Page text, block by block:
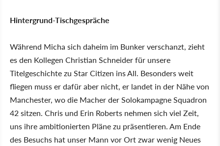
Hintergrund-Tischgespräche
Während Micha sich daheim im Bunker verschanzt, zieht
es den Kollegen Christian Schneider für unsere
Titelgeschichte zu Star Citizen ins All. Besonders weit
fliegen muss er dafür aber nicht, er landet in der Nähe von
Manchester, wo die Macher der Solokampagne Squadron
42 sitzen. Chris und Erin Roberts nehmen sich viel Zeit,
uns ihre ambitionierten Pläne zu präsentieren. Am Ende
des Besuchs hat unser Mann vor Ort zwar wenig Neues